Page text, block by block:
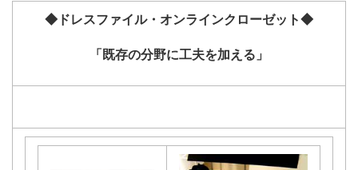
◆ドレスファイル・オンラインクローゼット◆
「既存の分野に工夫を加える」